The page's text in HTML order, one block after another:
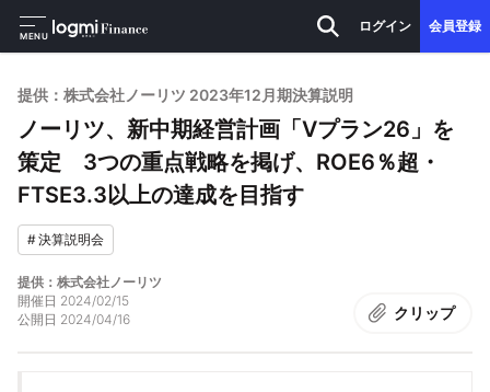
MENU
ログイン 会員登録
提供：株式会社ノーリツ 2023年12月期決算説明
ノーリツ、新中期経営計画「Vプラン26」を
策定 3つの重点戦略を掲げ、ROE6％超・
FTSE3.3以上の達成を目指す
#決算説明会
提供：株式会社ノーリツ
開催日 2024/02/15
公開日 2024/04/16 クリップ